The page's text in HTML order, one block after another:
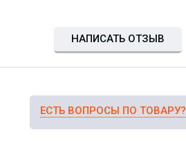
НАПИСАТЬ ОТЗЫВ
ЕСТЬ ВОПРОСЫ ПО ТОВАРУ?